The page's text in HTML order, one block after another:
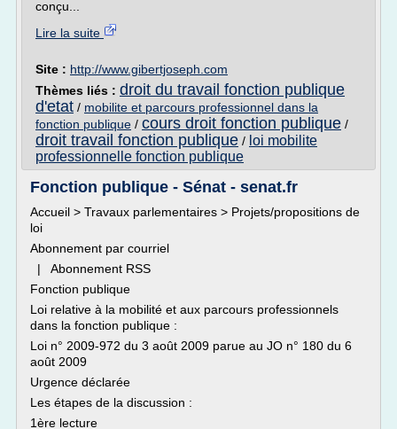
conçu...
Lire la suite
Site : http://www.gibertjoseph.com
Thèmes liés : droit du travail fonction publique
d'etat / mobilite et parcours professionnel dans la
fonction publique / cours droit fonction publique /
droit travail fonction publique / loi mobilite
professionnelle fonction publique
Fonction publique - Sénat - senat.fr
Accueil > Travaux parlementaires > Projets/propositions de
loi
Abonnement par courriel
| Abonnement RSS
Fonction publique
Loi relative à la mobilité et aux parcours professionnels
dans la fonction publique :
Loi n° 2009-972 du 3 août 2009 parue au JO n° 180 du 6
août 2009
Urgence déclarée
Les étapes de la discussion :
1ère lecture